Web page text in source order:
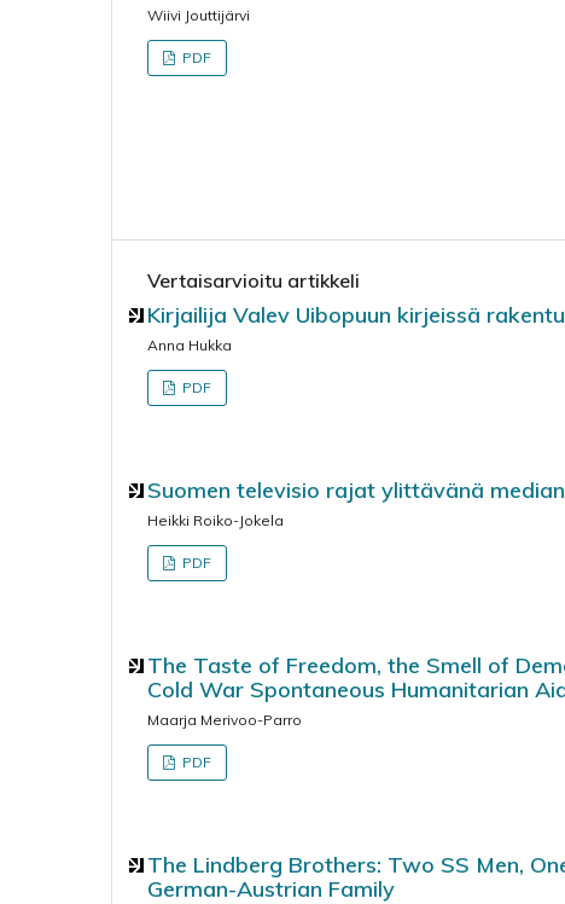
Wiivi Jouttijärvi
PDF
Vertaisarvioitu artikkeli
Kirjailija Valev Uibopuun kirjeissä
Anna Hukka
PDF
Suomen televisio rajat ylittävänä
Heikki Roiko-Jokela
PDF
The Taste of Freedom, the Smell of
Cold War Spontaneous Humanitarian
Maarja Merivoo-Parro
PDF
The Lindberg Brothers: Two SS Men,
German-Austrian Family